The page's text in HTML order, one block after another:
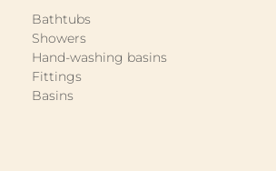
Bathtubs
Showers
Hand-washing basins
Fittings
Basins